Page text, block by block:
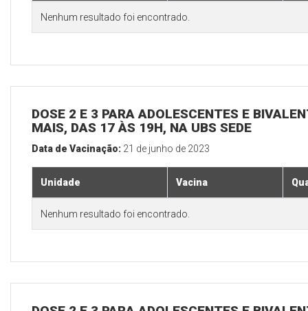
Nenhum resultado foi encontrado.
DOSE 2 E 3 PARA ADOLESCENTES E
MAIS, DAS 17 ÀS 19H, NA UBS SEDE
Data de Vacinação: 21 de junho de 2023
Unidade Vacina
Nenhum resultado foi encontrado.